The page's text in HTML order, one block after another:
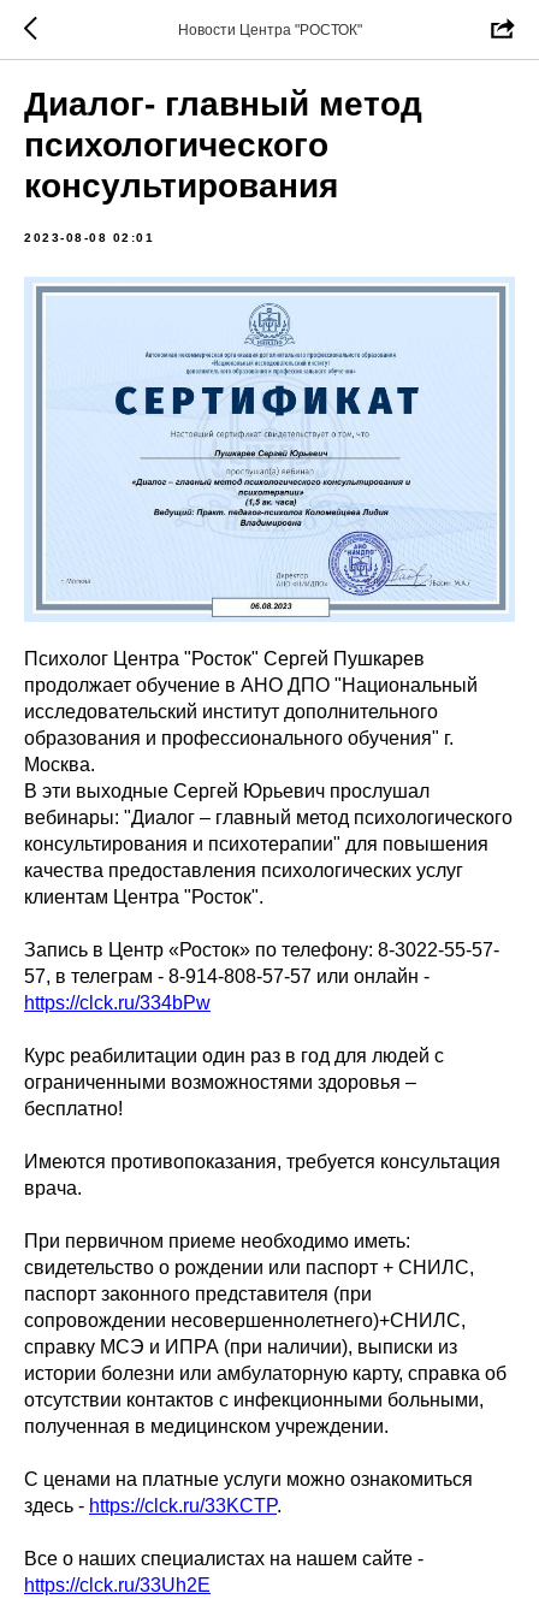
Новости Центра "РОСТОК"
Диалог- главный метод
психологического
консультирования
2023-08-08 02:01
Психолог Центра "Росток" Сергей Пушкарев
продолжает обучение в АНО ДПО "Национальный
исследовательский институт дополнительного
образования и профессионального обучения" г.
Москва.
В эти выходные Сергей Юрьевич прослушал
вебинары: "Диалог – главный метод психологического
консультирования и психотерапии" для повышения
качества предоставления психологических услуг
клиентам Центра "Росток".
Запись в Центр «Росток» по телефону: 8-3022-55-57-
57, в телеграм - 8-914-808-57-57 или онлайн -
https://clck.ru/334bPw
Курс реабилитации один раз в год для людей с
ограниченными возможностями здоровья –
бесплатно!
Имеются противопоказания, требуется консультация
врача.
При первичном приеме необходимо иметь:
свидетельство о рождении или паспорт + СНИЛС,
паспорт законного представителя (при
сопровождении несовершеннолетнего)+СНИЛС,
справку МСЭ и ИПРА (при наличии), выписки из
истории болезни или амбулаторную карту, справка об
отсутствии контактов с инфекционными больными,
полученная в медицинском учреждении.
С ценами на платные услуги можно ознакомиться
здесь - https://clck.ru/33KCTP.
Все о наших специалистах на нашем сайте -
https://clck.ru/33Uh2E